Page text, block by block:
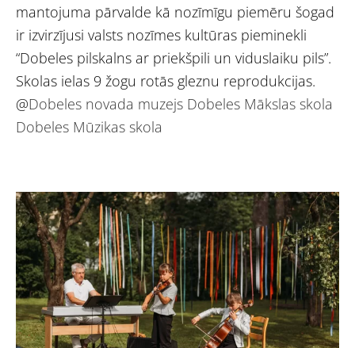
mantojuma pārvalde kā nozīmīgu piemēru šogad
ir izvirzījusi valsts nozīmes kultūras pieminekli
“Dobeles pilskalns ar priekšpili un viduslaiku pils”.
Skolas ielas 9 žogu rotās gleznu reprodukcijas.
@Dobeles novada muzejs Dobeles Mākslas skola
Dobeles Mūzikas skola